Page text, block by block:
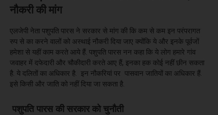
नौकरी की मांग
एलजेपी नेता पशुपति पारस ने सरकार से मांग की कि कम से कम इन परंपरागत
रुप से का करने वालों को अस्थाई नौकरी दिया जाए क्योंकि ये और इनके पूर्वजों
हमेशा से यहीं काम करते आये हैं. पशुपति पारस नन कहा कि ये लोग हमारे गांव
जवाहर में दफेदारी और चौकीदारी करते आए हैं, इनका हक कोई नहीं छीन सकता
है. ये दलितों का अधिकार है. इन नौकरियां पर पासवान जातियों का अधिकार हैं.
इसे किसी और जाति को नहीं दिया जा सकता है.
पशुपति पारस की सरकार को चुनौती